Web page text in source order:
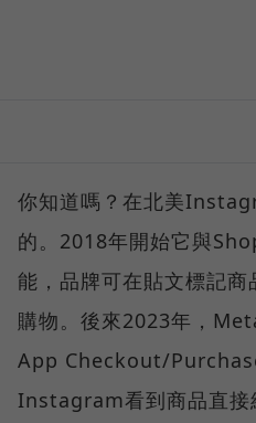
你知道嗎？在北美
的。2018年開始它與
能，品牌可在貼文標記
購物。後來2023年，
App Checkout/
Instagram看到商品直接